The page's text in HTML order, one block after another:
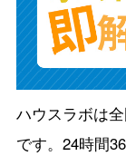
ハウスラボは
です。24時間